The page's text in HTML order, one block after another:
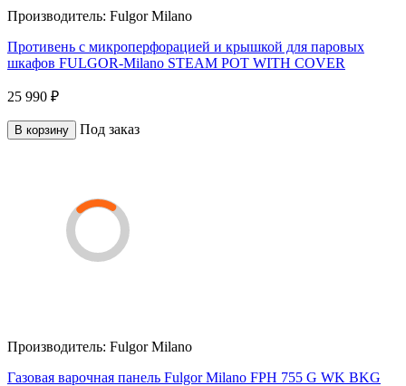
Производитель: Fulgor Milano
Противень с микроперфорацией и крышкой для паровых
шкафов FULGOR-Milano STEAM POT WITH COVER
25 990 ₽
В корзину Под заказ
Производитель: Fulgor Milano
Газовая варочная панель Fulgor Milano FPH 755 G WK BKG